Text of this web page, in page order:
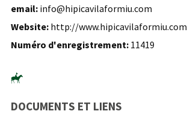
email: info@hipicavilaformiu.com
Website: http://www.hipicavilaformiu.com
Numéro d'enregistrement: 11419
DOCUMENTS ET LIENS